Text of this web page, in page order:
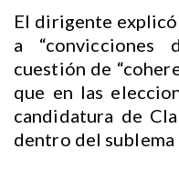
El dirigente
a
cuestión de
que en las
candidatura de
dentro del sublema